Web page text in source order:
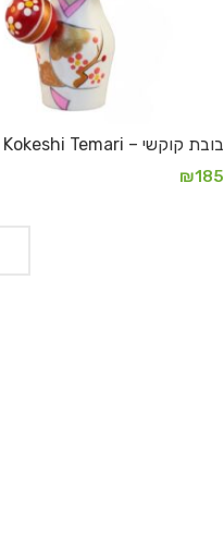
בובת קוקשי – Kokeshi Temari
₪185